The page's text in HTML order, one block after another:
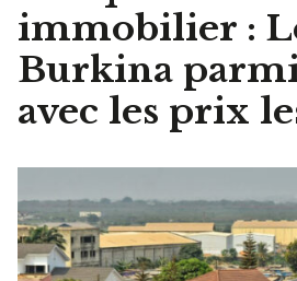
immobilier :
Burkina parmi
avec les prix